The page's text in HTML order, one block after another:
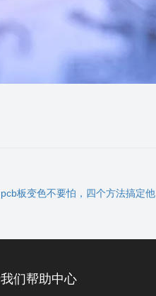
pcb板变色不要怕，四个方法搞定他
们帮助中心